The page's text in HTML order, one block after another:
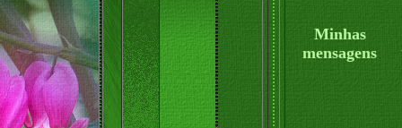
Minhas
mensagens